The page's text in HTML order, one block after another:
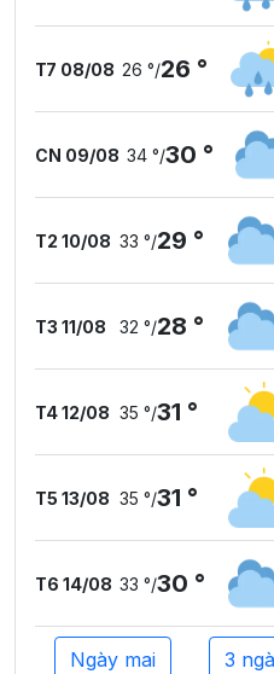
T7 08/08 26 °/26 °
CN 09/08 34 °/30 °
T2 10/08 33 °/29 °
T3 11/08 32 °/28 °
T4 12/08 35 °/31 °
T5 13/08 35 °/31 °
T6 14/08 33 °/30 °
Ngày mai 3